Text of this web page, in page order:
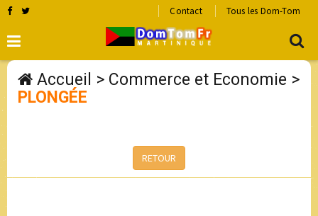
Contact Tous les Dom-Tom
Accueil > Commerce et Economie >
PLONGÉE
RETOUR